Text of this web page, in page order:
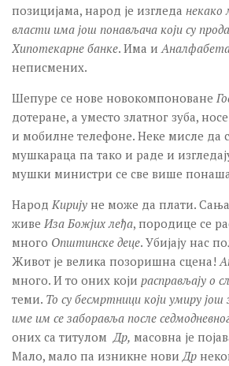
позицијама, народ је изгледа некако
власти има још понављача који су
Хипотекарне банке. Има и
неписмених.
Шепуре се нове новокомпоноване
дотеране, а уместо златног зуба,
и мобилне телефоне. Неке мисле да
мушкараца па тако и раде и
мушки министри се све више
Народ Кирију не може да плати.
живе Иза Божјих леђа, породице се
много Општинске деце. Убијају нас
Живот је велика позоришна сцена!
много. И то оних који расправљају о
теми. То су бесмртници који умиру
име им се заборавља после
оних са титуломДр, масовна је
Мало, мало па изникне новиДр